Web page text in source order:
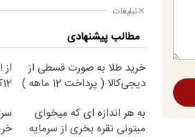
حمایت ترامپ از جی دی ونس
طبق گزارش‌ها، یکی از مشاوران
خصوصی تصمیم گرفته است که ونس
جمهوری خواه…
یوسف پزشکیان: اگر دولت
شکست می‌خورد
مشاور رسانه‌ای رئیس جمهور گفت:
تبلیغات
مطالب پیشنهادی
خرید طلا به صورت قسطی از
دیجی‌کالا ( پرداخت 12 ماهه )
12کیلو چربی میسوزونی🧨
به هر اندازه ای که میخوای
میتونی نقره بخری از سرمایه